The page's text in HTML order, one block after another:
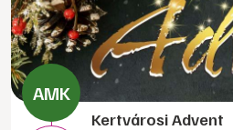
Kertvárosi Advent